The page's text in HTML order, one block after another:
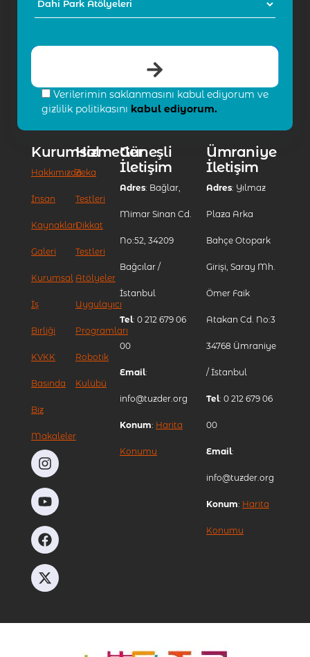
Verilerimin saklanmasını kabul ediyorum ve
gizlilik politikasını kabul ediyorum.
Kurumsal
Hakkımızda
İnsan
Kaynakları
Galeri
Kurumsal
İş
Birliği
KVKK
Basında
Biz
Makaleler
Hizmetler
Zeka
Testleri
Dikkat
Testleri
Atölyeler
Uygulayıcı
Programları
Robotik
Kulübü
Güneşli
İletişim
Adres: Bağlar,
Mimar Sinan Cd.
No:52, 34209
Bağcılar /
İstanbul
Tel: 0 212 679 06
00
Email:
info@tuzder.org
Konum: Harita
Konumu
Ümraniye
İletişim
Adres: Yılmaz
Plaza Arka
Bahçe Otopark
Girişi, Saray Mh.
Ömer Faik
Atakan Cd. No:3
34768 Ümraniye
/ İstanbul
Tel: 0 212 679 06
00
Email:
info@tuzder.org
Konum: Harita
Konumu